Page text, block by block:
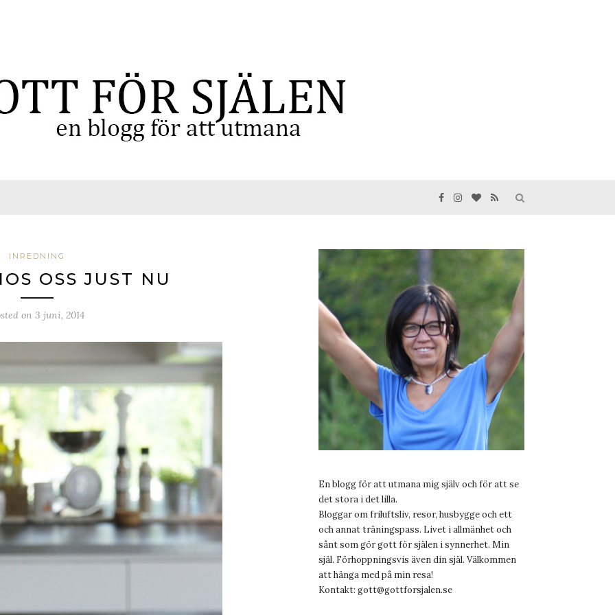
INREDNING
OSS JUST NU
on 3 juni, 2014
En blogg för att utmana mig själv och för att se
det stora i det lilla.
Bloggar om friluftsliv, resor, husbygge och ett
och annat träningspass. Livet i allmänhet och
sånt som gör gott för själen i synnerhet. Min
själ. Förhoppningsvis även din själ. Välkommen
att hänga med på min resa!
Kontakt: gott@gottforsjalen.se